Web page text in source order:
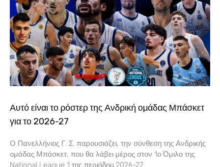
Αυτό είναι το ρόστερ της Ανδρική ομάδας Μπάσκετ
για το 2026-27
Ο Πανελλήνιος Γ. Σ. παρουσιάζει, την σύνθεση της Ανδρικής
ομάδας Μπάσκετ, που θα λάβει μέρος στον 1ο Όμιλο της
National League 1 της περιόδου 2026-27.